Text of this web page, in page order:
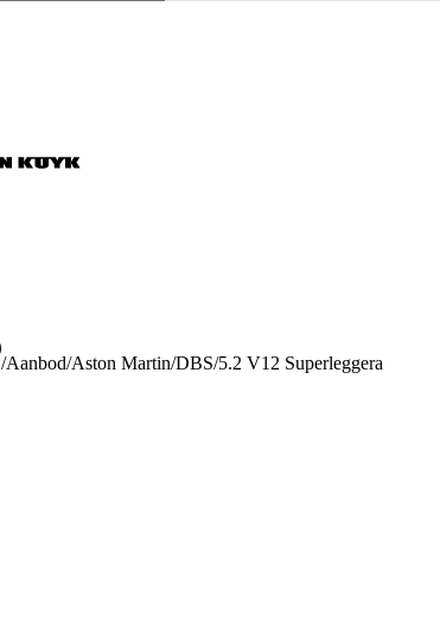
/Aanbod/Aston Martin/DBS/5.2 V12 Superleggera